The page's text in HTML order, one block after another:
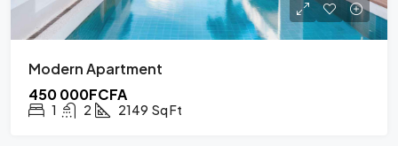
Modern Apartment
450 000FCFA
1 2 2149 Sq Ft